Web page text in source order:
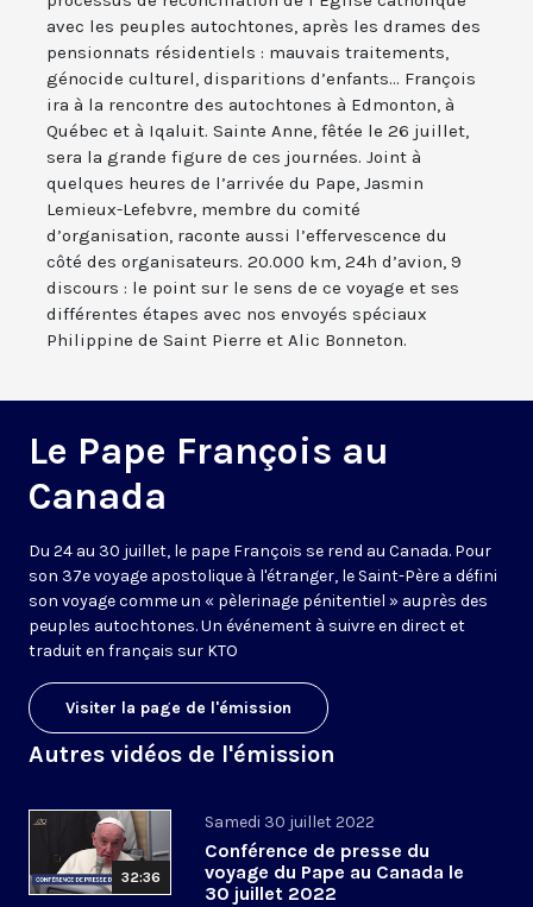
avec les peuples autochtones, après les drames des
pensionnats résidentiels : mauvais traitements,
génocide culturel, disparitions d’enfants... François
ira à la rencontre des autochtones à Edmonton, à
Québec et à Iqaluit. Sainte Anne, fêtée le 26 juillet,
sera la grande figure de ces journées. Joint à
quelques heures de l’arrivée du Pape, Jasmin
Lemieux-Lefebvre, membre du comité
d’organisation, raconte aussi l’effervescence du
côté des organisateurs. 20.000 km, 24h d’avion, 9
discours : le point sur le sens de ce voyage et ses
différentes étapes avec nos envoyés spéciaux
Philippine de Saint Pierre et Alic Bonneton.
Le Pape François au
Canada
Du 24 au 30 juillet, le pape François se rend au Canada. Pour
son 37e voyage apostolique à l'étranger, le Saint-Père a défini
son voyage comme un « pèlerinage pénitentiel » auprès des
peuples autochtones. Un événement à suivre en direct et
traduit en français sur KTO
Visiter la page de l'émission
Autres vidéos de l'émission
32:36
Samedi 30 juillet 2022
Conférence de presse du
voyage du Pape au Canada le
30 juillet 2022